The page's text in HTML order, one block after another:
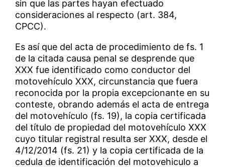
sin que las partes hayan efectuado
consideraciones al respecto (art. 384,
CPCC).
Es así que del acta de procedimiento de fs. 1
de la citada causa penal se desprende que
XXX fue identificado como conductor del
motovehículo XXX, circunstancia que fuera
reconocida por la propia excepcionante en su
conteste, obrando además el acta de entrega
del motovehículo (fs. 19), la copia certificada
del título de propiedad del motovehículo XXX
cuyo titular registral resulta ser XXX, desde el
4/12/2014 (fs. 21) y la copia certificada de la
cedula de identificación del motovehiculo a